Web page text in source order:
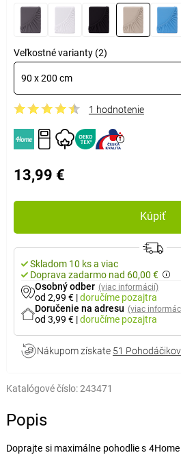
Veľkostné varianty (2)
90 x 200 cm
1 hodnotenie
13,99 €
Kúpiť
Skladom 10 ks a viac
Doprava zadarmo nad 60,00 €
Osobný odber (viac informácií)
od 2,99 € |doručíme pozajtra
Doručenie na adresu (viac
od 3,99 € |doručíme pozajtra
Nákupom získate 51 Pohodáčikov
Katalógové číslo:243471
Popis
Doprajte si maximálne pohodlie s